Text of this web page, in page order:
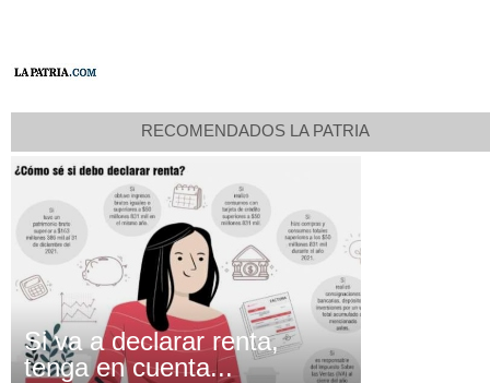
RECOMENDADOS LA PATRIA
Si va a declarar renta,
tenga en cuenta...